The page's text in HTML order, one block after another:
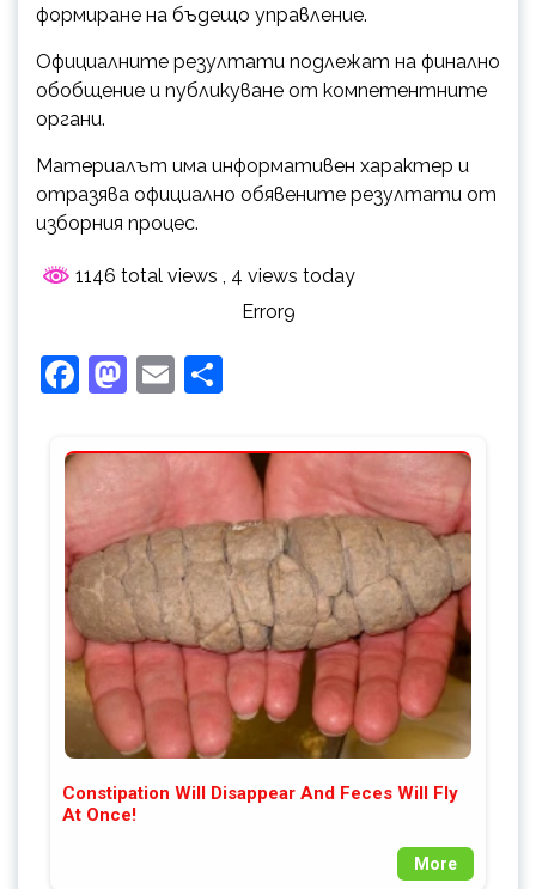
формиране на бъдещо управление.
Официалните резултати подлежат на финално
обобщение и публикуване от компетентните
органи.
Материалът има информативен характер и
отразява официално обявените резултати от
изборния процес.
1146 total views , 4 views today
Error9
Facebook
Mastodon
Email
Constipation Will Disappear And Feces Will Fly
At Once!
More